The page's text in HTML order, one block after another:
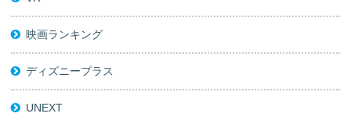
映画ランキング
ディズニープラス
UNEXT